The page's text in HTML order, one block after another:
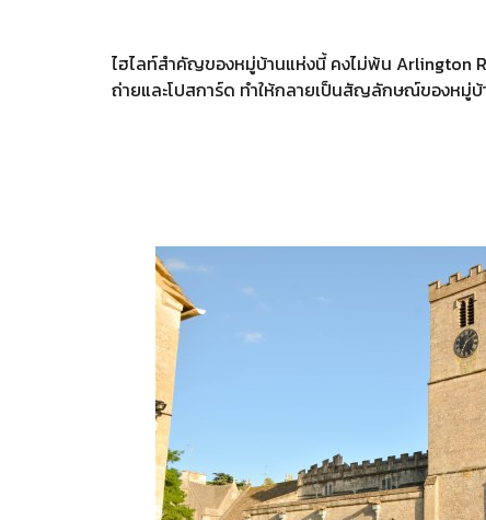
ไฮไลท์สำคัญของหมู่บ้านแห่งนี้ คงไม่พ้น Arlington
ถ่ายและโปสการ์ด ทำให้กลายเป็นสัญลักษณ์ของหมู่บ้